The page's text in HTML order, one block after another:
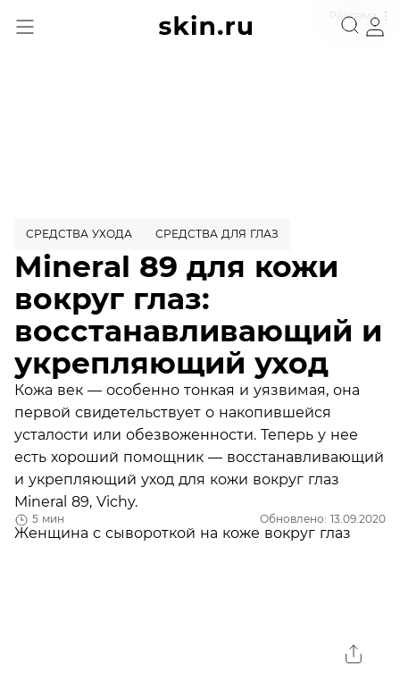
Реклама
5 мин Обновлено: 13.09.2020
СРЕДСТВА УХОДА СРЕДСТВА ДЛЯ ГЛАЗ
Mineral 89 для кожи
вокруг глаз:
восстанавливающий и
укрепляющий уход
Кожа век — особенно тонкая и уязвимая, она
первой свидетельствует о накопившейся
усталости или обезвоженности. Теперь у нее
есть хороший помощник — восстанавливающий
и укрепляющий уход для кожи вокруг глаз
Mineral 89, Vichy.